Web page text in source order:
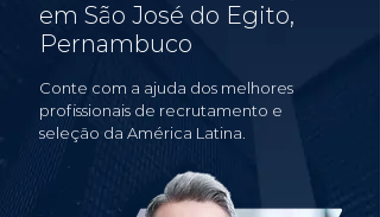
em São José do Egito,
Pernambuco
Conte com a ajuda dos melhores
profissionais de recrutamento e
seleção da América Latina.